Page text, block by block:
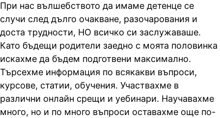
При нас вълшебството да имаме детенце се
случи след дълго очакване, разочарования и
доста трудности, НО всичко си заслужаваше.
Като бъдещи родители заедно с моята половинка
искахме да бъдем подготвени максимално.
Търсехме информация по всякакви въпроси,
курсове, статии, обучения. Участвахме в
различни онлайн срещи и уебинари. Научавахме
много, но и по много въпроси оставахме още по-